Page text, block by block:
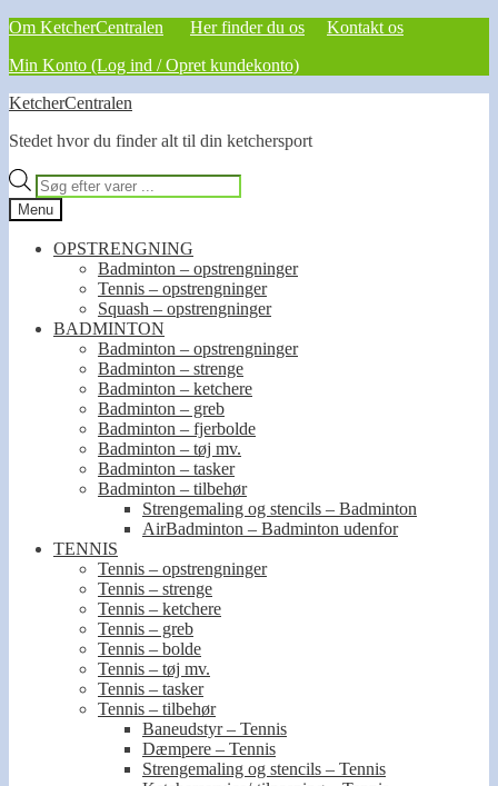
Om KetcherCentralen Her finder du os
Kontakt os
Min Konto (Log ind / Opret kundekonto)
Spring
navigation
Spring
indhold
KetcherCentralen
Stedet hvor du finder alt til din ketchersport
Products
search
Menu
OPSTRENGNING
Badminton – opstrengninger
Tennis – opstrengninger
Squash – opstrengninger
BADMINTON
Badminton – opstrengninger
Badminton – strenge
Badminton – ketchere
Badminton – greb
Badminton – fjerbolde
Badminton – tøj mv.
Badminton – tasker
Badminton – tilbehør
Strengemaling og stencils – Badminton
AirBadminton – Badminton udenfor
TENNIS
Tennis – opstrengninger
Tennis – strenge
Tennis – ketchere
Tennis – greb
Tennis – bolde
Tennis – tøj mv.
Tennis – tasker
Tennis – tilbehør
Baneudstyr – Tennis
Dæmpere – Tennis
Strengemaling og stencils – Tennis